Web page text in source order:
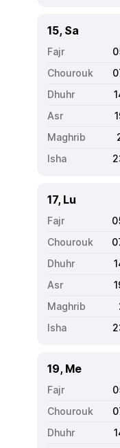
15, Sa
17, Lu
19, Me